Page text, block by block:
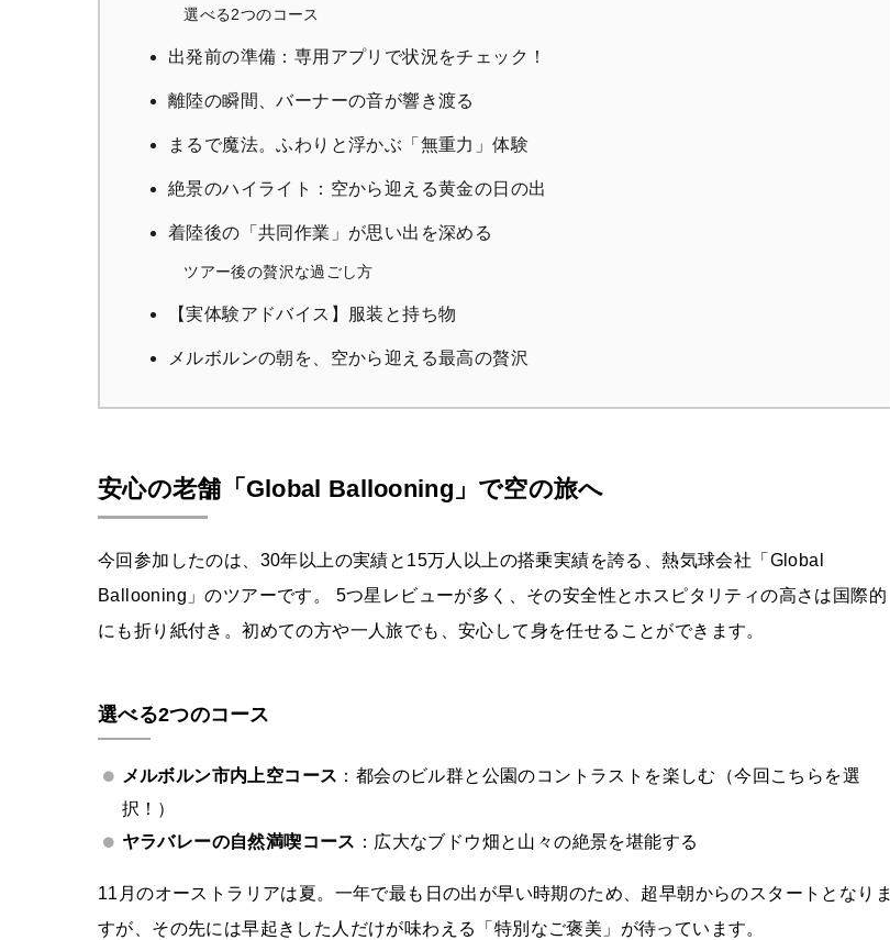
選べる2つのコース
出発前の準備：専用アプリで状況をチェック！
離陸の瞬間、バーナーの音が響き渡る
まるで魔法。ふわりと浮かぶ「無重力」体験
絶景のハイライト：空から迎える黄金の日の出
着陸後の「共同作業」が思い出を深める
ツアー後の贅沢な過ごし方
【実体験アドバイス】服装と持ち物
メルボルンの朝を、空から迎える最高の贅沢
安心の老舗「Global Ballooning」で空の旅へ
今回参加したのは、30年以上の実績と15万人以上の搭乗実績を誇る、熱気球会社「Global
Ballooning」のツアーです。 5つ星レビューが多く、その安全性とホスピタリティの高さは国際的
にも折り紙付き。初めての方や一人旅でも、安心して身を任せることができます。
選べる2つのコース
メルボルン市内上空コース ：都会のビル群と公園のコントラストを楽しむ（今回こちらを選
択！）
ヤラバレーの自然満喫コース ：広大なブドウ畑と山々の絶景を堪能する
11月のオーストラリアは夏。一年で最も日の出が早い時期のため、超早朝からのスタートとなりま
すが、その先には早起きした人だけが味わえる「特別なご褒美」が待っています。